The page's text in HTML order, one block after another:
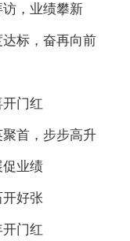
，业绩攀新
标，奋再向前
门红
首，步步高升
促业绩
好张
门红